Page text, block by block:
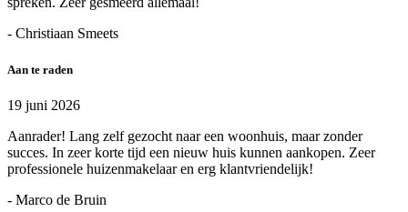
- Christiaan Smeets
Aan te raden
19 juni 2026
Aanrader! Lang zelf gezocht naar een woonhuis, maar zonder
succes. In zeer korte tijd een nieuw huis kunnen aankopen. Zeer
professionele huizenmakelaar en erg klantvriendelijk!
- Marco de Bruin